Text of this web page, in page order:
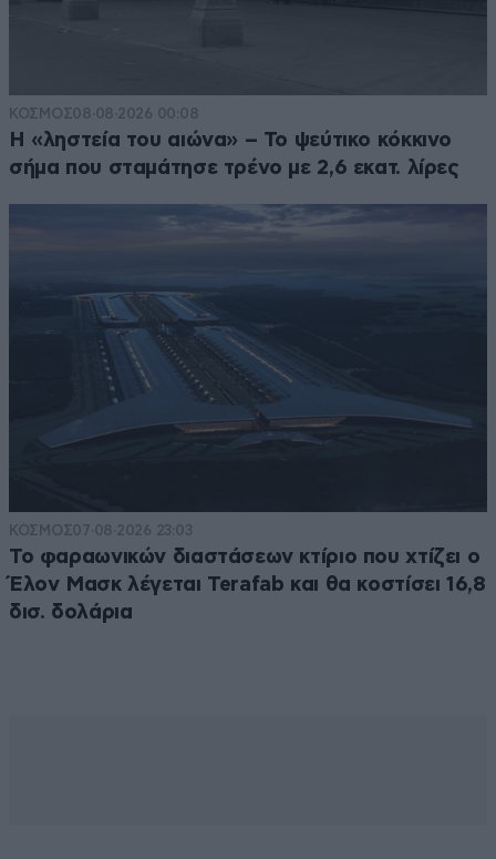
ΚΟΣΜΟΣ08·08·2026 00:08
Η «ληστεία του αιώνα» – Το ψεύτικο κόκκινο
σήμα που σταμάτησε τρένο με 2,6 εκατ. λίρες
ΚΟΣΜΟΣ07·08·2026 23:03
Το φαραωνικών διαστάσεων κτίριο που χτίζει ο
Έλον Μασκ λέγεται Terafab και θα κοστίσει 16,8
δισ. δολάρια